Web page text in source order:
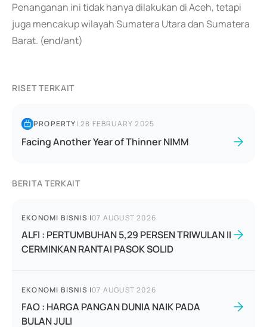
Penanganan ini tidak hanya dilakukan di Aceh, tetapi
juga mencakup wilayah Sumatera Utara dan Sumatera
Barat. (end/ant)
RISET TERKAIT
PROPERTY|28 FEBRUARY 2025
Facing Another Year of Thinner NIMM
BERITA TERKAIT
EKONOMI BISNIS |07 AUGUST 2026
ALFI : PERTUMBUHAN 5,29 PERSEN TRIWULAN II
CERMINKAN RANTAI PASOK SOLID
EKONOMI BISNIS |07 AUGUST 2026
FAO : HARGA PANGAN DUNIA NAIK PADA
BULAN JULI